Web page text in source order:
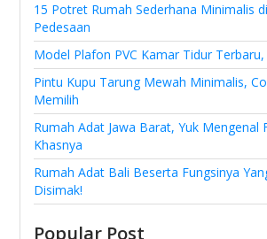
15 Potret Rumah Sederhana Minimalis
Pedesaan
Model Plafon PVC Kamar Tidur
Pintu Kupu Tarung Mewah Minimalis,
Memilih
Rumah Adat Jawa Barat, Yuk Mengenal
Khasnya
Rumah Adat Bali Beserta Fungsinya
Disimak!
Popular Post